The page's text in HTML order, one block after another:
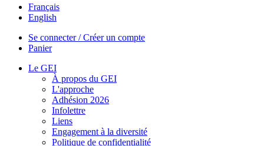
Français
English
Se connecter / Créer un compte
Panier
Le GEI
À propos du GEI
L'approche
Adhésion 2026
Infolettre
Liens
Engagement à la diversité
Politique de confidentialité